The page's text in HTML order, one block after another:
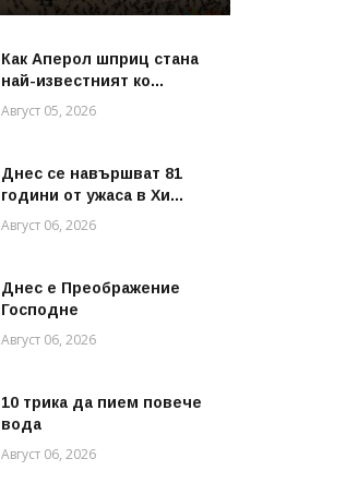
Как Аперол шприц стана
най-известният ко...
Август 05, 2026
Днес се навършват 81
години от ужаса в Хи...
Август 06, 2026
Днес е Преображение
Господне
Август 06, 2026
10 трика да пием повече
вода
Август 06, 2026